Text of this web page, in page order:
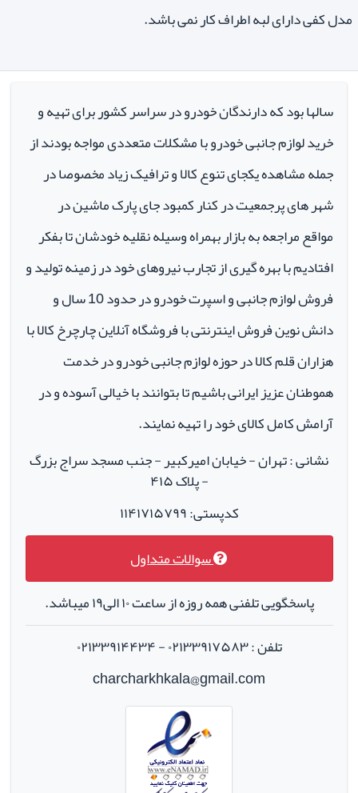
مدل کفی دارای لبه اطراف کار نمی باشد.
سالها بود که دارندگان خودرو در سراسر کشور برای تهیه و
خرید لوازم جانبی خودرو با مشکلات متعددی مواجه بودند از
جمله مشاهده یکجای تنوع کالا و ترافیک زیاد مخصوصا در
شهر های پرجمعیت در کنار کمبود جای پارک ماشین در
مواقع مراجعه به بازار بهمراه وسیله نقلیه خودشان تا بفکر
افتادیم با بهره گیری از تجارب نیروهای خود در زمینه تولید و
فروش لوازم جانبی و اسپرت خودرو در حدود 10 سال و
دانش نوین فروش اینترنتی با فروشگاه آنلاین چارچرخ کالا با
هزاران قلم کالا در حوزه لوازم جانبی خودرو در خدمت
هموطنان عزیز ایرانی باشیم تا بتوانند با خیالی آسوده و در
آرامش کامل کالای خود را تهیه نمایند.
نشانی : تهران - خیابان امیرکبیر - جنب مسجد سراج بزرگ
- پلاک ۴۱۵
کدپستی: ۱۱۴۱۷۱۵۷۹۹
سوالات متداول
پاسخگویی تلفنی همه روزه از ساعت ۱۰ الی۱۹ میباشد.
تلفن : ۰۲۱۳۳۹۱۷۵۸۳ - ۰۲۱۳۳۹۱۴۴۳۴
charcharkhkala@gmail.com